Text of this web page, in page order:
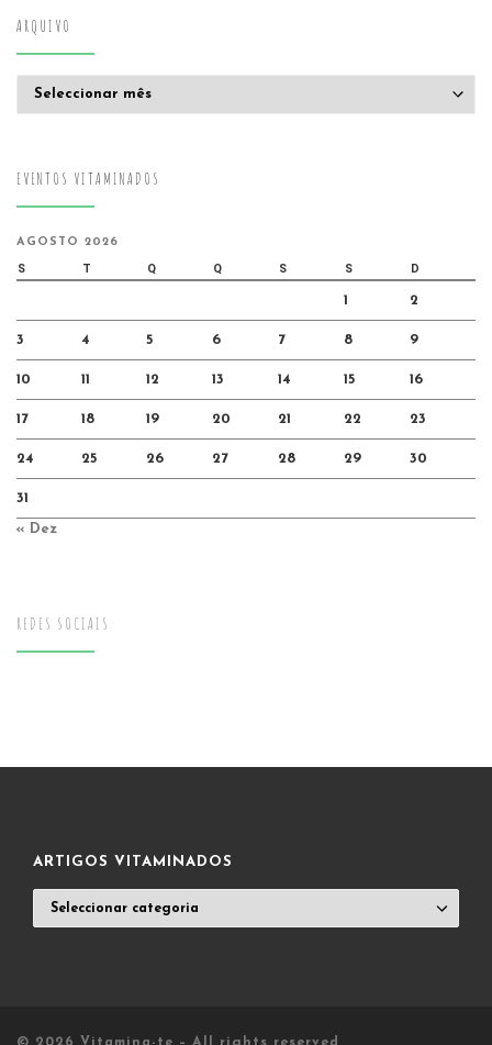
ARQUIVO
EVENTOS VITAMINADOS
AGOSTO 2026
S T Q Q S S D
1 2
3 4 5 6 7 8 9
10 11 12 13 14 15 16
17 18 19 20 21 22 23
24 25 26 27 28 29 30
31
« Dez
REDES SOCIAIS
ARTIGOS VITAMINADOS
VITAMINADOS